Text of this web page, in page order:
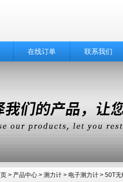
在线订单 联系我们
> 产品中心 > 测力计 > 电子测力计 > 50T